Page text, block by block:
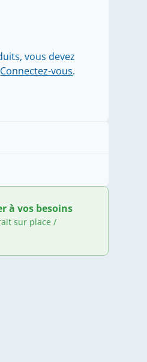
vous devez
Connectez-vous.
à vos besoins
sur place /